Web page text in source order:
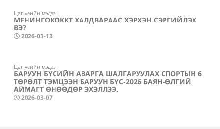
Цаг үеийн мэдээ
МЕНИНГОКОККТ ХАЛДВАРААС ХЭРХЭН СЭРГИЙЛЭХ
ВЭ?
2026-03-13
Цаг үеийн мэдээ
БАРУУН БҮСИЙН АВАРГА ШАЛГАРУУЛАХ СПОРТЫН 6
ТӨРӨЛТ ТЭМЦЭЭН БАРУУН БҮС-2026 БАЯН-ӨЛГИЙ
АЙМАГТ ӨНӨӨДӨР ЭХЭЛЛЭЭ.
2026-03-07